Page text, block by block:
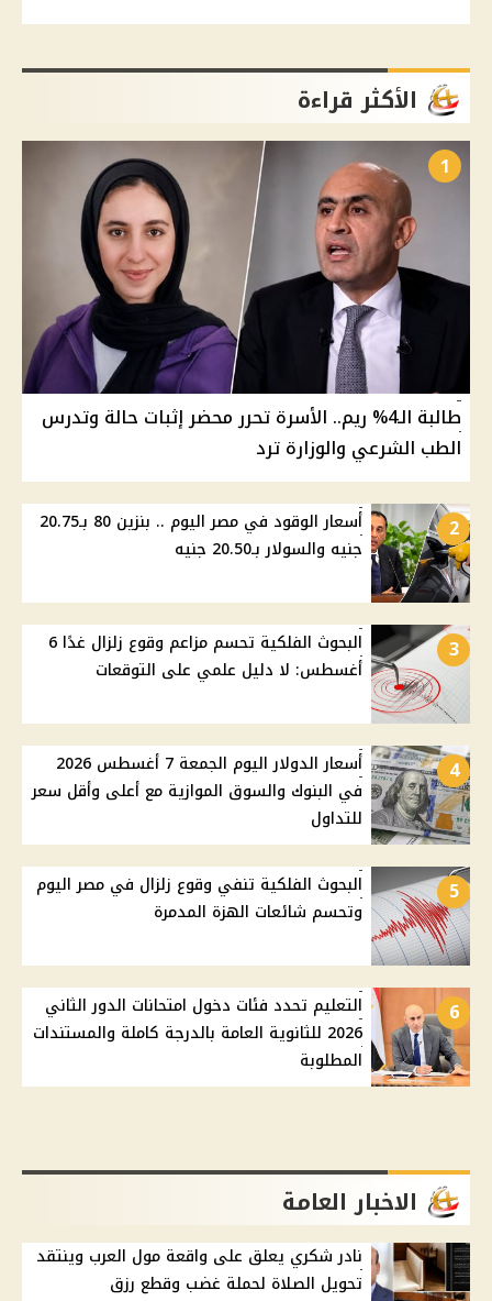
الأكثر قراءة
1
طالبة الـ4% ريم.. الأسرة تحرر محضر إثبات حالة وتدرس
الطب الشرعي والوزارة ترد
2
أسعار الوقود في مصر اليوم .. بنزين 80 بـ20.75
جنيه والسولار بـ20.50 جنيه
3
البحوث الفلكية تحسم مزاعم وقوع زلزال غدًا 6
أغسطس: لا دليل علمي على التوقعات
4
أسعار الدولار اليوم الجمعة 7 أغسطس 2026
في البنوك والسوق الموازية مع أعلى وأقل سعر
للتداول
5
البحوث الفلكية تنفي وقوع زلزال في مصر اليوم
وتحسم شائعات الهزة المدمرة
6
التعليم تحدد فئات دخول امتحانات الدور الثاني
2026 للثانوية العامة بالدرجة كاملة والمستندات
المطلوبة
الاخبار العامة
نادر شكري يعلق على واقعة مول العرب وينتقد
تحويل الصلاة لحملة غضب وقطع رزق